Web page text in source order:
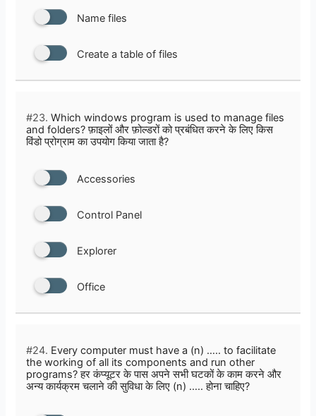
Name files
Create a table of files
#23. Which windows program is used to manage files
and folders? फ़ाइलों और फ़ोल्डरों को प्रबंधित करने के लिए किस
विंडो प्रोग्राम का उपयोग किया जाता है?
Accessories
Control Panel
Explorer
Office
#24. Every computer must have a (n) ….. to facilitate
the working of all its components and run other
programs? हर कंप्यूटर के पास अपने सभी घटकों के काम करने और
अन्य कार्यक्रम चलाने की सुविधा के लिए (n) ….. होना चाहिए?